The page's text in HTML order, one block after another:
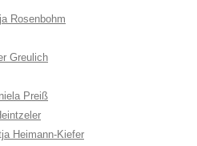
Rosenbohm
Greulich
Preiß
Heimann-Kiefer